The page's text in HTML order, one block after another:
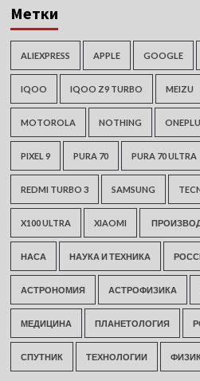
Метки
ALIEXPRESS APPLE GOOGLE
IQOO IQOO Z9 TURBO MEIZU
MOTOROLA NOTHING
PIXEL 9 PURA 70 PURA 70 ULTRA
REDMI TURBO 3 SAMSUNG
X100 ULTRA XIAOMI
НАСА НАУКА И ТЕХНИКА
АСТРОНОМИЯ АСТРОФИЗИКА
МЕДИЦИНА ПЛАНЕТОЛОГИЯ
СПУТНИК ТЕХНОЛОГИИ